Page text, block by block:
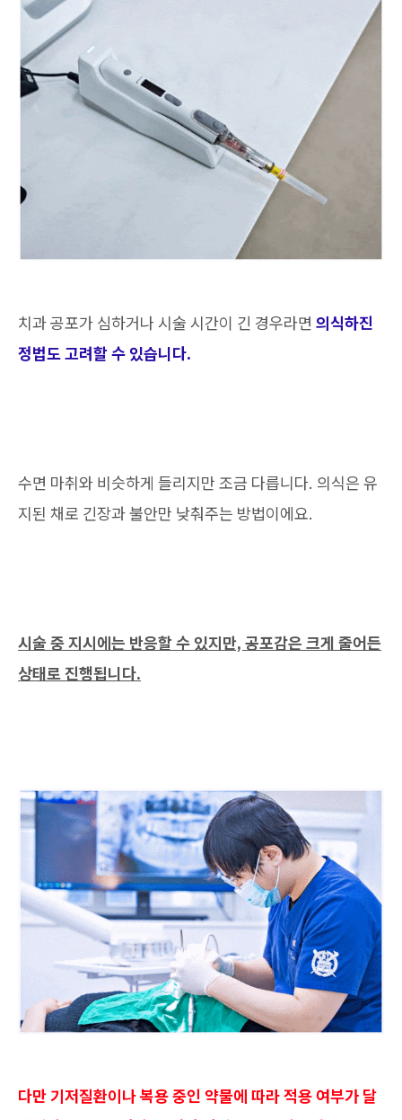
치과 공포가 심하거나 시술 시간이 긴 경우라면 의식하진
정법도 고려할 수 있습니다.
수면 마취와 비슷하게 들리지만 조금 다릅니다. 의식은 유
지된 채로 긴장과 불안만 낮춰주는 방법이에요.
시술 중 지시에는 반응할 수 있지만, 공포감은 크게 줄어든
상태로 진행됩니다.
다만 기저질환이나 복용 중인 약물에 따라 적용 여부가 달